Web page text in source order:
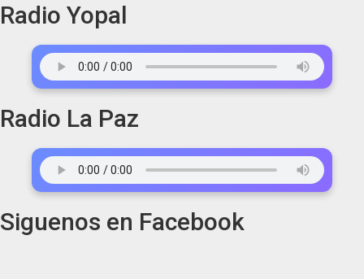
Radio Yopal
Radio La Paz
Siguenos en Facebook